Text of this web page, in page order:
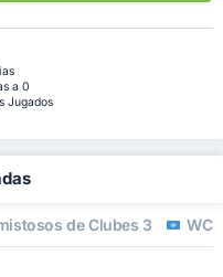
a 0
Jugados
de Clubes 3 WC